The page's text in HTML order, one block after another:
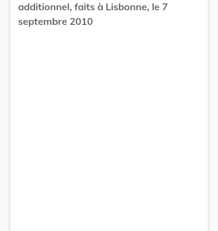
additionnel, faits à Lisbonne, le 7
septembre 2010